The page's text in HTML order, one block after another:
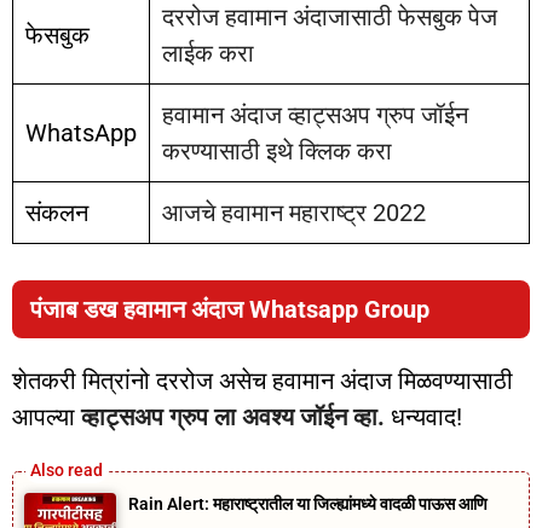
फेसबुक
दररोज हवामान अंदाजासाठी फेसबुक पेज
लाईक करा
WhatsApp
हवामान अंदाज व्हाट्सअप ग्रुप जॉईन
करण्यासाठी इथे क्लिक करा
संकलन आजचे हवामान महाराष्ट्र 2022
पंजाब डख हवामान अंदाज Whatsapp Group
शेतकरी मित्रांनो दररोज असेच हवामान अंदाज मिळवण्यासाठी
आपल्याव्हाट्सअप ग्रुप ला अवश्य जॉईन व्हा. धन्यवाद!
Rain Alert: महाराष्ट्रातील या जिल्ह्यांमध्ये वादळी पाऊस आणि